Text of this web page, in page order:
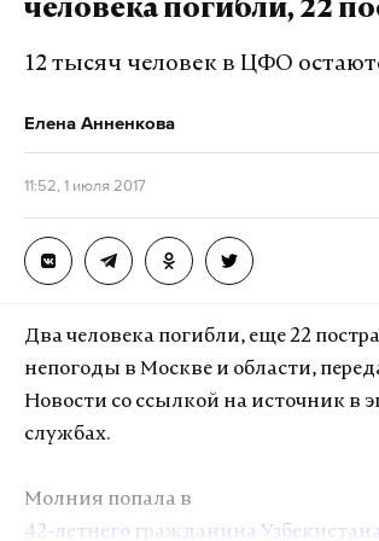
человека погибли, 22
12 тысяч человек в ЦФО
Елена Анненкова
11:52, 1 июля 2017
Два человека погибли, еще 22
непогоды в Москве и области,
Новости со ссылкой на источник в
службах.
Молния попала в
42-летнего гражданина Узбекистана